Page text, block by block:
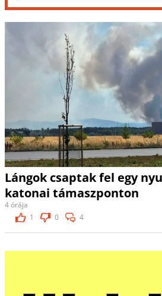
Lángok csaptak fel egy
katonai támaszponton
4 órája
1
0 4